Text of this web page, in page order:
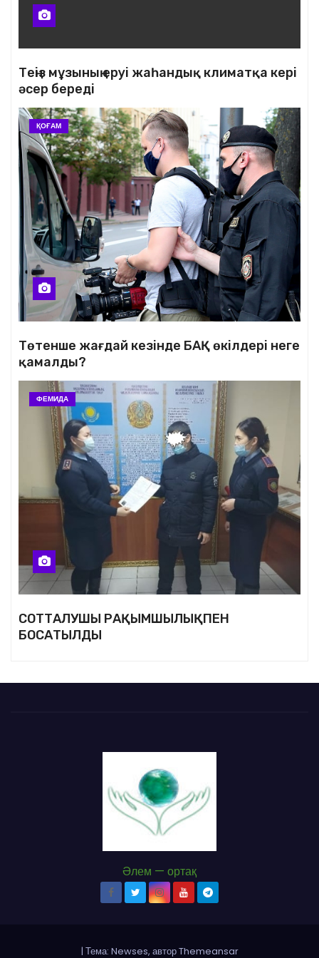
Теңіз мұзының еруі жаһандық климатқа кері
әсер береді
ҚОҒАМ
Төтенше жағдай кезінде БАҚ өкілдері неге
қамалды?
ФЕМИДА
СОТТАЛУШЫ РАҚЫМШЫЛЫҚПЕН
БОСАТЫЛДЫ
Әлем — ортақ
| Тема: Newses, авторThemeansar